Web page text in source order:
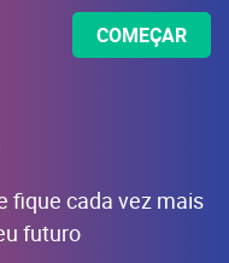
COMEÇAR
fique cada vez mais
futuro